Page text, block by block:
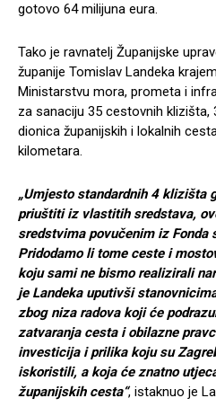
gotovo 64 milijuna eura.
Tako je ravnatelj Županijske
županije Tomislav Landeka
Ministarstvu mora, prometa i
za sanaciju 35 cestovnih
dionica županijskih i lokalnih
kilometara.
„Umjesto standardnih 4 klizišta
priuštiti iz vlastitih sredstava,
sredstvima povučenim iz
Pridodamo li tome ceste i
koju sami ne bismo realizirali
je Landeka uputivši
zbog niza radova koji će
zatvaranja cesta i obilazne
investicija i prilika koju su
iskoristili, a koja će znatno
županijskih cesta“, istaknuo je